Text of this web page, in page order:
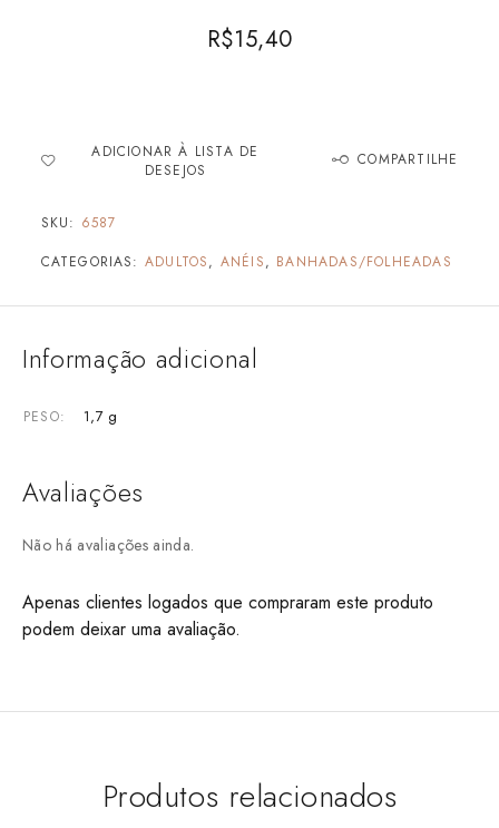
R$15,40
ADICIONAR À LISTA DE
DESEJOS
COMPARTILHE
SKU: 6587
CATEGORIAS: ADULTOS, ANÉIS, BANHADAS/FOLHEADAS
Informação adicional
PESO 1,7 g
Avaliações
Não há avaliações ainda.
Apenas clientes logados que compraram este produto
podem deixar uma avaliação.
Produtos relacionados